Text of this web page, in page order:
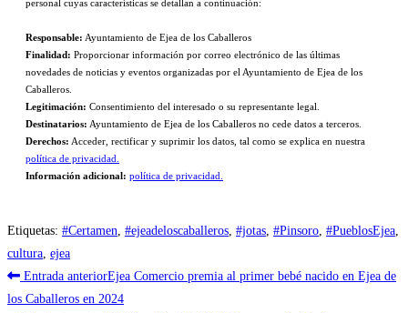
personal cuyas características se detallan a continuación:
Responsable: Ayuntamiento de Ejea de los Caballeros
Finalidad: Proporcionar información por correo electrónico de las últimas
novedades de noticias y eventos organizadas por el Ayuntamiento de Ejea de los
Caballeros.
Legitimación: Consentimiento del interesado o su representante legal.
Destinatarios: Ayuntamiento de Ejea de los Caballeros no cede datos a terceros.
Derechos: Acceder, rectificar y suprimir los datos, tal como se explica en nuestra
política de privacidad.
Información adicional: política de privacidad.
Etiquetas: #Certamen #ejeadeloscaballeros #jotas #Pinsoro #PueblosEjea
cultura ejea
Leer
más
Entrada anteriorEjea Comercio premia al primer bebé nacido en Ejea de
los Caballeros en 2024